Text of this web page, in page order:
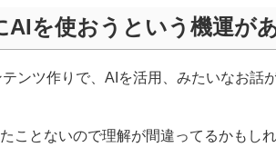
AIを使おうという機運が
ンツ作りで、AIを活用、みたいなお話
ことないので理解が間違ってるかもしれ